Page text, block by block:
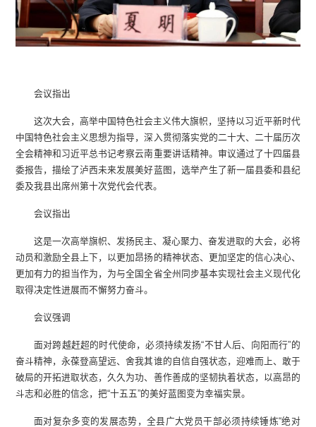
会议指出
这次大会，高举中国特色社会主义伟大旗帜，坚持以习近平新时代
中国特色社会主义思想为指导，深入贯彻落实党的二十大、二十届历次
全会精神和习近平总书记考察云南重要讲话精神。审议通过了十四届县
委报告，描绘了泸西未来发展美好蓝图，选举产生了新一届县委和县纪
委及我县出席州第十次党代会代表。
会议指出
这是一次高举旗帜、发扬民主、凝心聚力、奋发进取的大会，必将
动员和激励全县上下，以更加昂扬的精神状态、更加坚定的信心决心、
更加有力的担当作为，为与全国全省全州同步基本实现社会主义现代化
取得决定性进展而不懈努力奋斗。
会议强调
面对跨越赶超的时代使命，必须持续发扬“不甘人后、向阳而行”的
奋斗精神，永葆登高望远、舍我其谁的自信自强状态，迎难而上、敢于
破局的开拓进取状态，久久为功、善作善成的坚韧执着状态，以高昂的
斗志和必胜的信念，把“十五五”的美好蓝图变为幸福实景。
面对复杂多变的发展态势，全县广大党员干部必须持续锤炼“绝对